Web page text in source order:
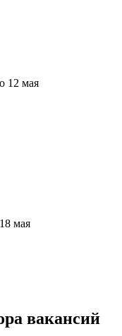
12 мая
18 мая
вакансий